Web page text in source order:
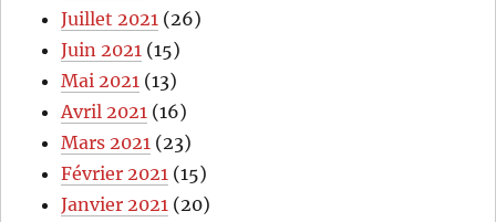
Juillet 2021 (26)
Juin 2021 (15)
Mai 2021 (13)
Avril 2021 (16)
Mars 2021 (23)
Février 2021 (15)
Janvier 2021 (20)